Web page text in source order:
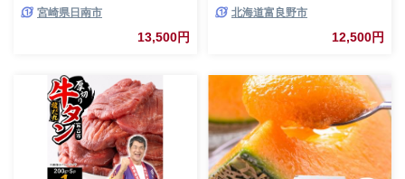
3kg お肉 豚肉 ポーク 国産 小分
け 真空パック 個包装 万能食材
おすすめ おかず 食品 炒め物 お
ぶ 焼肉 お祝い 記念日 ギフト
贈り物 贈答 プレゼント おすそ
分け 宮崎県 日南市 送料無料
_BCV1-24
宮崎県日南市
13,500円
市 (相馬農園) メロン フルーツ
果物 新鮮 甘い 贈り物 ギフト
道産 ジューシー おやつ ふらの
北海道富良野市
12,500円